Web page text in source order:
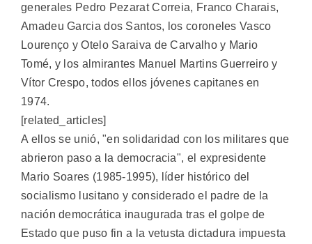
generales Pedro Pezarat Correia, Franco Charais,
Amadeu Garcia dos Santos, los coroneles Vasco
Lourenço y Otelo Saraiva de Carvalho y Mario
Tomé, y los almirantes Manuel Martins Guerreiro y
Vítor Crespo, todos ellos jóvenes capitanes en
1974.
[related_articles]
A ellos se unió, "en solidaridad con los militares que
abrieron paso a la democracia", el expresidente
Mario Soares (1985-1995), líder histórico del
socialismo lusitano y considerado el padre de la
nación democrática inaugurada tras el golpe de
Estado que puso fin a la vetusta dictadura impuesta